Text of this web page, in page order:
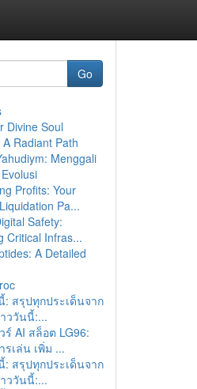
Go
Divine Soul
Radiant Path
Menggali
Profits: Your
Pa...
Safety:
Critical Infras...
A Detailed
สรุปทุกประเด็นจาก
ววันนี้:...
AI สล็อต LG96:
รเล่น เพิ่ม ...
สรุปทุกประเด็นจาก
ววันนี้:...